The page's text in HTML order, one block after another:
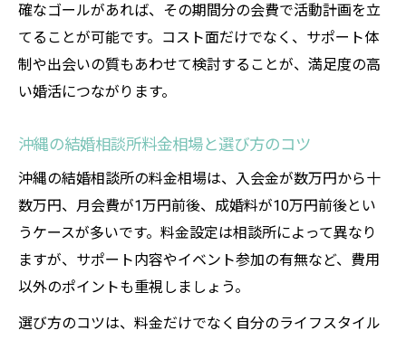
確なゴールがあれば、その期間分の会費で活動計画を立
てることが可能です。コスト面だけでなく、サポート体
制や出会いの質もあわせて検討することが、満足度の高
い婚活につながります。
沖縄の結婚相談所料金相場と選び方のコツ
沖縄の結婚相談所の料金相場は、入会金が数万円から十
数万円、月会費が1万円前後、成婚料が10万円前後とい
うケースが多いです。料金設定は相談所によって異なり
ますが、サポート内容やイベント参加の有無など、費用
以外のポイントも重視しましょう。
選び方のコツは、料金だけでなく自分のライフスタイル